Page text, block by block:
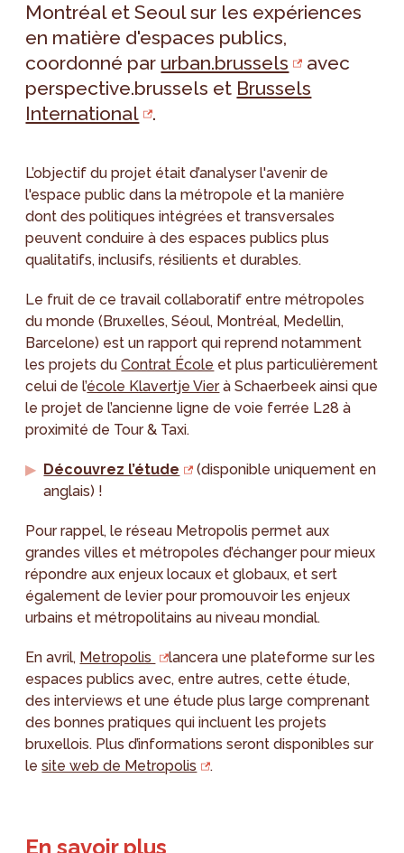
Montréal et Seoul sur les expériences
en matière d'espaces publics,
coordonné par urban.brussels
avec
perspective.brussels et Brussels
International
.
L’objectif du projet était d’analyser l'avenir de
l'espace public dans la métropole et la manière
dont des politiques intégrées et transversales
peuvent conduire à des espaces publics plus
qualitatifs, inclusifs, résilients et durables.
Le fruit de ce travail collaboratif entre métropoles
du monde (Bruxelles, Séoul, Montréal, Medellin,
Barcelone) est un rapport qui reprend notamment
les projets duContrat École et plus particulièrement
celui de l’école Klavertje Vierà Schaerbeek ainsi que
le projet de l’ancienne ligne de voie ferrée L28 à
proximité de Tour & Taxi.
Découvrez l’étude
(disponible uniquement en
anglais) !
Pour rappel, le réseau Metropolis permet aux
grandes villes et métropoles d’échanger pour mieux
répondre aux enjeux locaux et globaux, et sert
également de levier pour promouvoir les enjeux
urbains et métropolitains au niveau mondial.
En avril, Metropolis
lancera une plateforme sur les
espaces publics avec, entre autres, cette étude,
des interviews et une étude plus large comprenant
des bonnes pratiques qui incluent les projets
bruxellois. Plus d’informations seront disponibles sur
lesite web de Metropolis .
En savoir plus